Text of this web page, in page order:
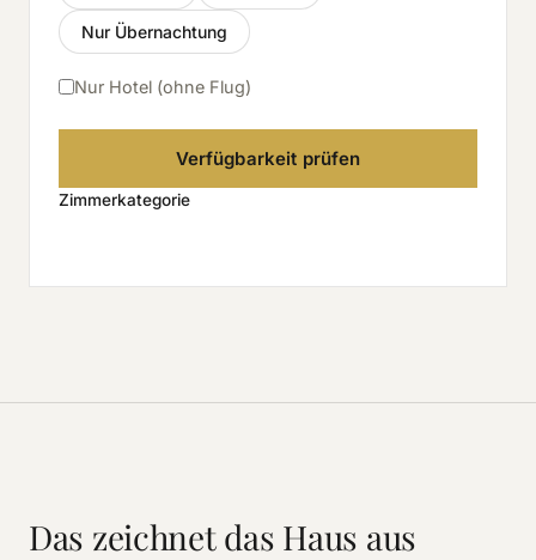
Nur Übernachtung
Nur Hotel (ohne Flug)
Verfügbarkeit prüfen
Zimmerkategorie
Das zeichnet das Haus aus